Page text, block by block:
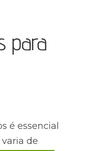
para
é essencial
de